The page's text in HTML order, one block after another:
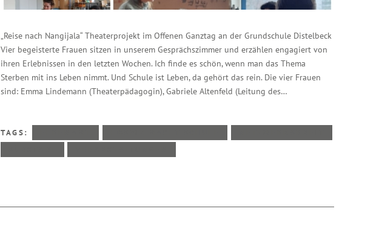
„Reise nach Nangijala“ Theaterprojekt im Offenen Ganztag an der Grundschule Distelbeck
Vier begeisterte Frauen sitzen in unserem Gesprächszimmer und erzählen engagiert von
ihren Erlebnissen in den letzten Wochen. Ich finde es schön, wenn man das Thema
Sterben mit ins Leben nimmt. Und Schule ist Leben, da gehört das rein. Die vier Frauen
sind: Emma Lindemann (Theaterpädagogin), Gabriele Altenfeld (Leitung des…
TAGS: